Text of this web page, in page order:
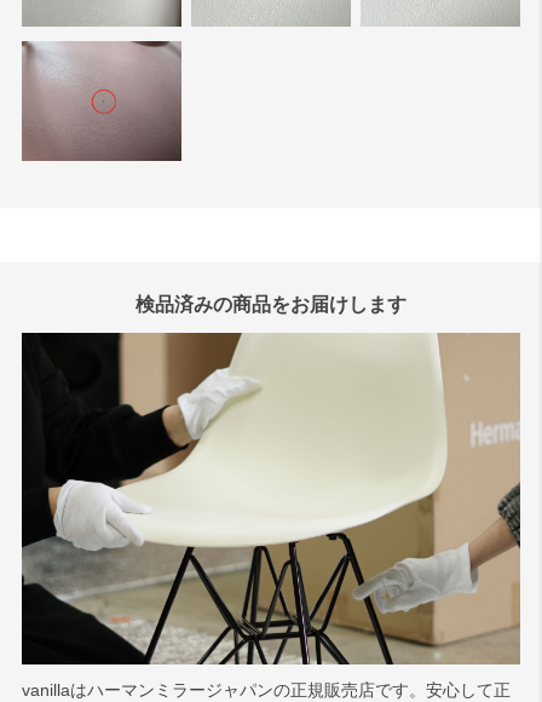
検品済みの商品をお届けします
vanillaはハーマンミラージャパンの正規販売店です。安心して正